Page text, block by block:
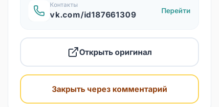
Контакты
vk.com/id187661309 Перейти
Открыть оригинал
Закрыть через комментарий